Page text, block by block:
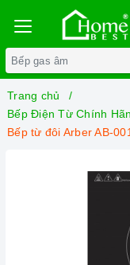
Trang chủ
Bếp Điện Từ Chính
Bếp từ đôi Arber AB-001